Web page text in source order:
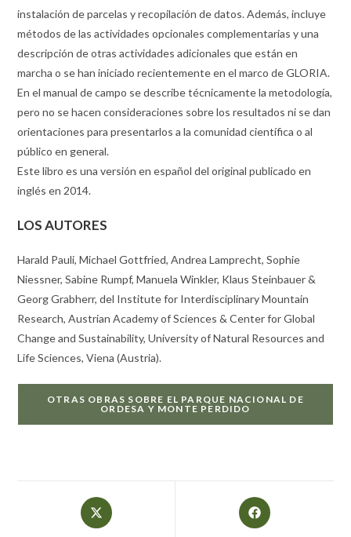
instalación de parcelas y recopilación de datos. Además, incluye
métodos de las actividades opcionales complementarias y una
descripción de otras actividades adicionales que están en
marcha o se han iniciado recientemente en el marco de GLORIA.
En el manual de campo se describe técnicamente la metodología,
pero no se hacen consideraciones sobre los resultados ni se dan
orientaciones para presentarlos a la comunidad científica o al
público en general.
Este libro es una versión en español del original publicado en
inglés en 2014.
LOS AUTORES
Harald Pauli, Michael Gottfried, Andrea Lamprecht, Sophie
Niessner, Sabine Rumpf, Manuela Winkler, Klaus Steinbauer &
Georg Grabherr, del Institute for Interdisciplinary Mountain
Research, Austrian Academy of Sciences & Center for Global
Change and Sustainability, University of Natural Resources and
Life Sciences, Viena (Austria).
OTRAS OBRAS SOBRE EL PARQUE NACIONAL DE
ORDESA Y MONTE PERDIDO